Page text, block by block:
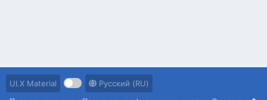
UI.X Material
Русский (RU)